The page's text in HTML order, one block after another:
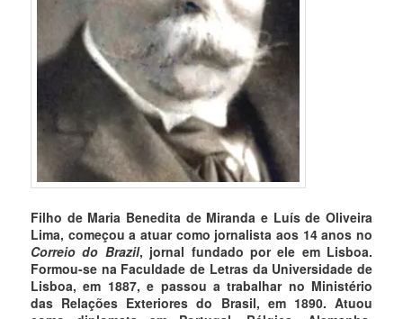
Filho de Maria Benedita de Miranda e Luís de Oliveira
Lima, começou a atuar como jornalista aos 14 anos no
Correio do Brazil, jornal fundado por ele em Lisboa.
Formou-se na Faculdade de Letras da Universidade de
Lisboa, em 1887, e passou a trabalhar no Ministério
das Relações Exteriores do Brasil, em 1890. Atuou